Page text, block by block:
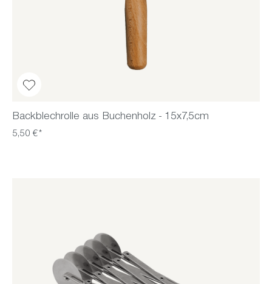
Backblechrolle aus Buchenholz - 15x7,5cm
5,50 €*